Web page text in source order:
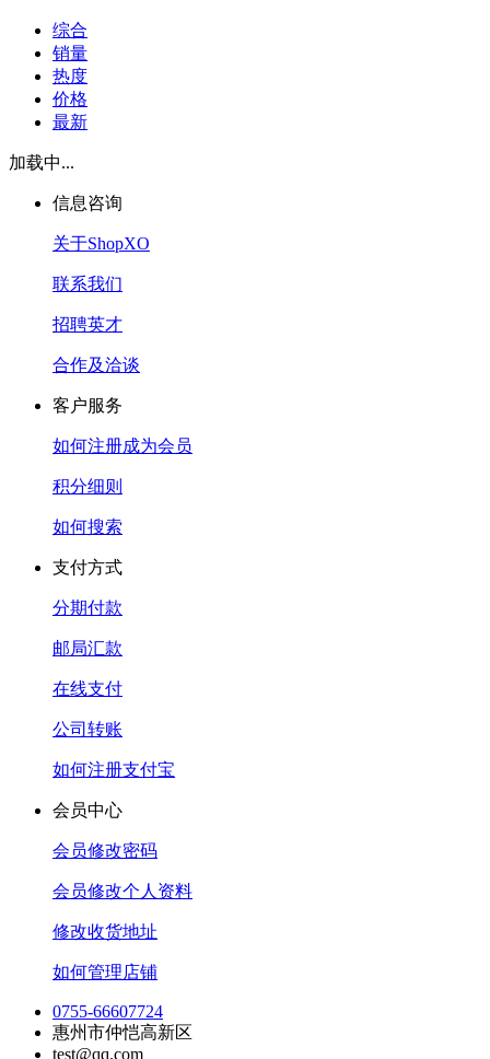
综合
销量
热度
价格
最新
加载中...
信息咨询
关于ShopXO
联系我们
招聘英才
合作及洽谈
客户服务
如何注册成为会员
积分细则
如何搜索
支付方式
分期付款
邮局汇款
在线支付
公司转账
如何注册支付宝
会员中心
会员修改密码
会员修改个人资料
修改收货地址
如何管理店铺
0755-66607724
惠州市仲恺高新区
test@qq.com